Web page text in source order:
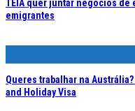
TEIA quer juntar negócios de
emigrantes
Queres trabalhar na
and Holiday Visa